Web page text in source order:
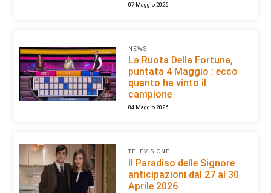
07 Maggio 2026
NEWS
La Ruota Della Fortuna,
puntata 4 Maggio : ecco
quanto ha vinto il
campione
04 Maggio 2026
TELEVISIONE
Il Paradiso delle Signore
anticipazioni dal 27 al 30
Aprile 2026